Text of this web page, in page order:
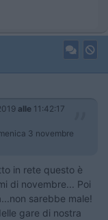
alle 11:42:17
3 novembre
in rete questo è
di novembre... Poi
sarebbe male!
gare di nostra